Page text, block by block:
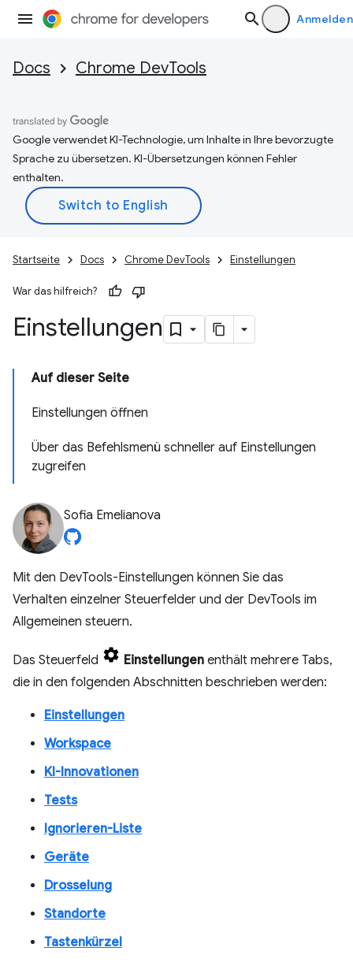
Anmelden
Docs Chrome DevTools
Google verwendet KI-Technologie, um Inhalte in Ihre bevorzugte
Sprache zu übersetzen. KI-Übersetzungen können Fehler
enthalten.
Startseite Docs Chrome DevTools Einstellungen
War das hilfreich?
Einstellungen
Auf dieser Seite
Einstellungen öffnen
Über das Befehlsmenü schneller auf Einstellungen
zugreifen
Sofia Emelianova
Mit den DevTools-Einstellungen können Sie das
Verhalten einzelner Steuerfelder und der DevTools im
Allgemeinen steuern.
Das Steuerfeld Einstellungen enthält mehrere Tabs,
die in den folgenden Abschnitten beschrieben werden:
Einstellungen
Workspace
KI-Innovationen
Tests
Ignorieren-Liste
Geräte
Drosselung
Standorte
Tastenkürzel